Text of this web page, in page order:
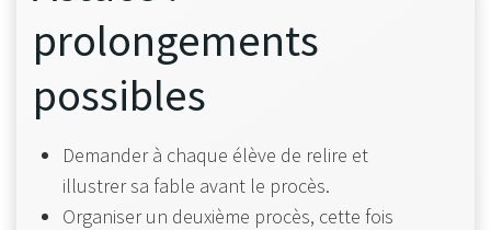
prolongements
possibles
Demander à chaque élève de relire et
illustrer sa fable avant le procès.
Organiser un deuxième procès, cette fois